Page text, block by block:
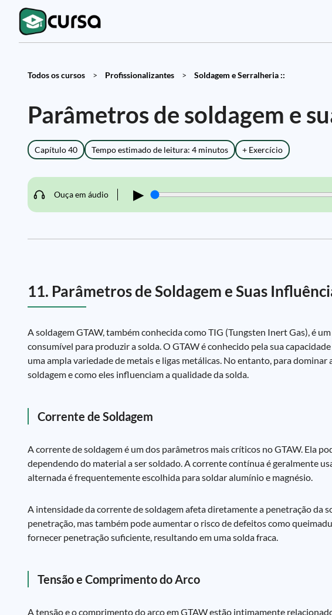
Todos os cursos > Profissionalizantes > Soldagem e Serralheria ::
Parâmetros de soldagem e
Capítulo 40 Tempo estimado de leitura: 4 minutos + Exercício
Ouça em áudio ▶
11. Parâmetros de Soldagem e Suas
A soldagem GTAW, também conhecida como TIG (Tungsten Inert Gas), é
consumível para produzir a solda. O GTAW é conhecido pela sua
uma ampla variedade de metais e ligas metálicas. No entanto, para
soldagem e como eles influenciam a qualidade da solda.
Corrente de Soldagem
A corrente de soldagem é um dos parâmetros mais críticos no GTAW. Ela
dependendo do material a ser soldado. A corrente contínua é geralmente
alternada é frequentemente escolhida para soldar alumínio e magnésio.
A intensidade da corrente de soldagem afeta diretamente a penetração da
penetração, mas também pode aumentar o risco de defeitos como
fornecer penetração suficiente, resultando em uma solda fraca.
Tensão e Comprimento do Arco
A tensão e o comprimento do arco em GTAW estão intimamente